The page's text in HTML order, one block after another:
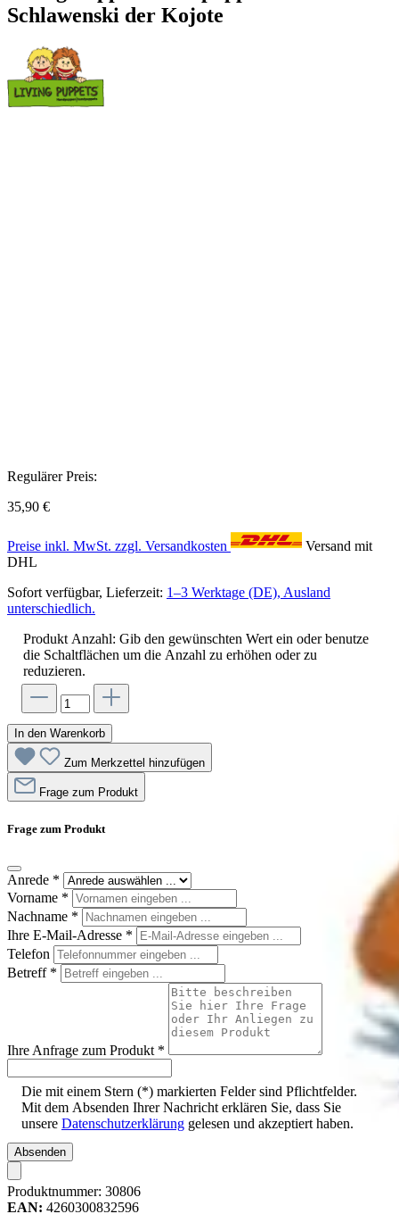
Schlawenski der Kojote
Regulärer Preis:
35,90 €
Preise inkl. MwSt. zzgl. Versandkosten
Versand mit
DHL
Sofort verfügbar, Lieferzeit: 1–3 Werktage (DE), Ausland
unterschiedlich.
Produkt Anzahl: Gib den gewünschten Wert ein oder benutze
die Schaltflächen um die Anzahl zu erhöhen oder zu
reduzieren.
In den Warenkorb
Zum Merkzettel hinzufügen
Frage zum Produkt
Frage zum Produkt
Anrede *
Vorname *
Nachname *
Ihre E-Mail-Adresse *
Telefon
Betreff *
Ihre Anfrage zum Produkt *
Die mit einem Stern (*) markierten Felder sind Pflichtfelder.
Mit dem Absenden Ihrer Nachricht erklären Sie, dass Sie
unsere Datenschutzerklärung gelesen und akzeptiert haben.
Absenden
Produktnummer: 30806
EAN: 4260300832596